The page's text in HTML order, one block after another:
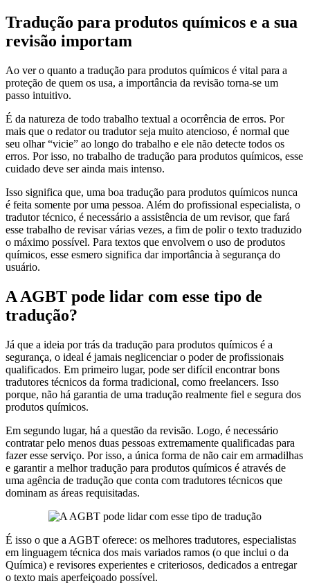
Tradução para produtos químicos e a sua
revisão importam
Ao ver o quanto a tradução para produtos químicos é vital para a
proteção de quem os usa, a importância da revisão torna-se um
passo intuitivo.
É da natureza de todo trabalho textual a ocorrência de erros. Por
mais que o redator ou tradutor seja muito atencioso, é normal que
seu olhar “vicie” ao longo do trabalho e ele não detecte todos os
erros. Por isso, no trabalho de tradução para produtos químicos, esse
cuidado deve ser ainda mais intenso.
Isso significa que, uma boa tradução para produtos químicos nunca
é feita somente por uma pessoa. Além do profissional especialista, o
tradutor técnico, é necessário a assistência de um revisor, que fará
esse trabalho de revisar várias vezes, a fim de polir o texto traduzido
o máximo possível. Para textos que envolvem o uso de produtos
químicos, esse esmero significa dar importância à segurança do
usuário.
A AGBT pode lidar com esse tipo de
tradução?
Já que a ideia por trás da tradução para produtos químicos é a
segurança, o ideal é jamais neglicenciar o poder de profissionais
qualificados. Em primeiro lugar, pode ser difícil encontrar bons
tradutores técnicos da forma tradicional, como freelancers. Isso
porque, não há garantia de uma tradução realmente fiel e segura dos
produtos químicos.
Em segundo lugar, há a questão da revisão. Logo, é necessário
contratar pelo menos duas pessoas extremamente qualificadas para
fazer esse serviço. Por isso, a única forma de não cair em armadilhas
e garantir a melhor tradução para produtos químicos é através de
uma agência de tradução que conta com tradutores técnicos que
dominam as áreas requisitadas.
É isso o que a AGBT oferece: os melhores tradutores, especialistas
em linguagem técnica dos mais variados ramos (o que inclui o da
Química) e revisores experientes e criteriosos, dedicados a entregar
o texto mais aperfeiçoado possível.